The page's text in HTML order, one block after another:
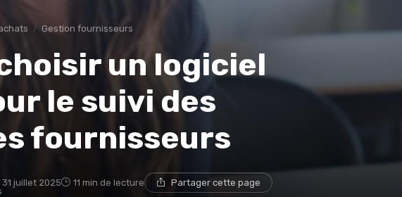
Gestion fournisseurs
un logiciel
le suivi des
fournisseurs
31 juillet 2025 11 min de lecture Partager cette page